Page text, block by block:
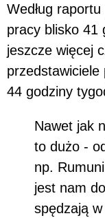
Według
pracy blisko 41
jeszcze więcej
44 godziny
Nawet jak
to dużo -
np.
jest nam
spędzają